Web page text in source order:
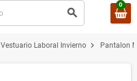
search
0
Vestuario Laboral Invierno chevron_right Pantalon